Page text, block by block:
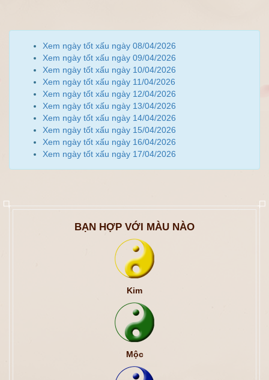
Xem ngày tốt xấu ngày 08/04/2026
Xem ngày tốt xấu ngày 09/04/2026
Xem ngày tốt xấu ngày 10/04/2026
Xem ngày tốt xấu ngày 11/04/2026
Xem ngày tốt xấu ngày 12/04/2026
Xem ngày tốt xấu ngày 13/04/2026
Xem ngày tốt xấu ngày 14/04/2026
Xem ngày tốt xấu ngày 15/04/2026
Xem ngày tốt xấu ngày 16/04/2026
Xem ngày tốt xấu ngày 17/04/2026
BẠN HỢP VỚI MÀU NÀO
Kim
Mộc